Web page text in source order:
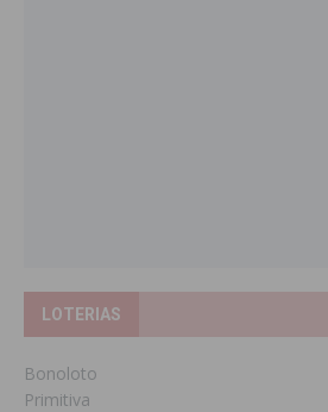
LOTERIAS
Bonoloto
Primitiva